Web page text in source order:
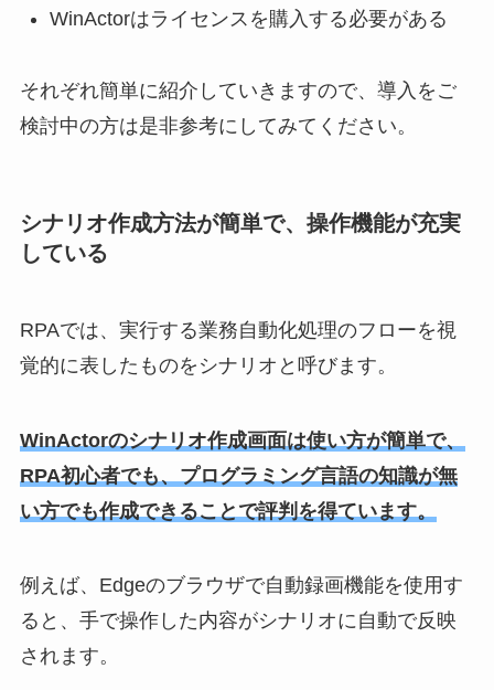
WinActorはライセンスを購入する必要がある
それぞれ簡単に紹介していきますので、導入をご
検討中の方は是非参考にしてみてください。
シナリオ作成方法が簡単で、操作機能が充実
している
RPAでは、実行する業務自動化処理のフローを視
覚的に表したものをシナリオと呼びます。
WinActorのシナリオ作成画面は使い方が簡単で、
RPA初心者でも、プログラミング言語の知識が無
い方でも作成できることで評判を得ています。
例えば、Edgeのブラウザで自動録画機能を使用す
ると、手で操作した内容がシナリオに自動で反映
されます。